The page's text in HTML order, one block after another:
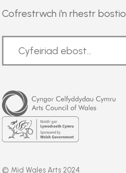
Cofrestrwch i'n rhestr bostio
Arts
Council
of
Wales
Welsh
Government
© Mid Wales Arts 2024